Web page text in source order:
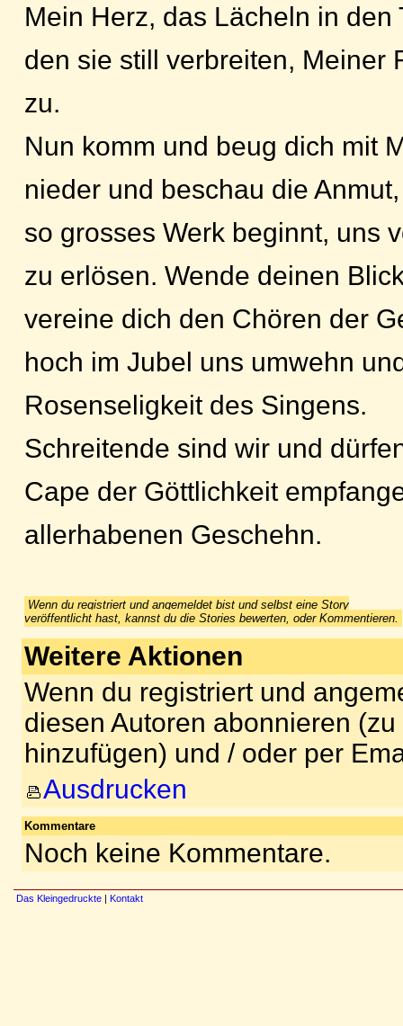
Mein Herz, das Lächeln in den
den sie still verbreiten, Meiner
zu.
Nun komm und beug dich mit
nieder und beschau die
so grosses Werk beginnt, uns
zu erlösen. Wende deinen
vereine dich den Chören der
hoch im Jubel uns umwehn
Rosenseligkeit des Singens.
Schreitende sind wir und
Cape der Göttlichkeit
allerhabenen Geschehn.
Wenn du registriert und angemeldet bist und selbst eine Story
veröffentlicht hast, kannst du die Stories bewerten, oder Kommentieren.
Weitere Aktionen
Wenn du registriert und
diesen Autoren abonnieren
hinzufügen) und / oder per
Ausdrucken
Kommentare
Noch keine Kommentare.
Das Kleingedruckte | Kontakt